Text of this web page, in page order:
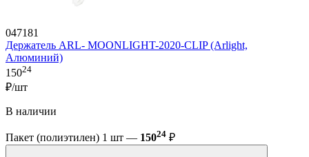
047181
Держатель ARL- MOONLIGHT-2020-CLIP (Arlight,
Алюминий)
15024
₽/шт
В наличии
Пакет (полиэтилен) 1 шт — 15024 ₽